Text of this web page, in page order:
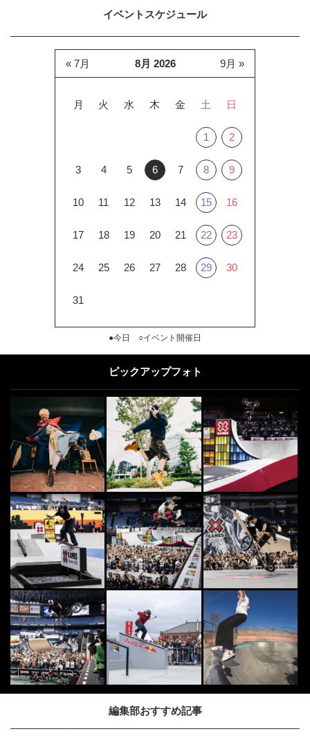
イベントスケジュール
8月 2026
月 火 水 木 金 土 日
1 2
3 4 5 6 7 8 9
10 11 12 13 14 15 16
17 18 19 20 21 22 23
24 25 26 27 28 29 30
31
« 7月 9月 »
●今日 ○イベント開催日
ピックアップフォト
編集部おすすめ記事